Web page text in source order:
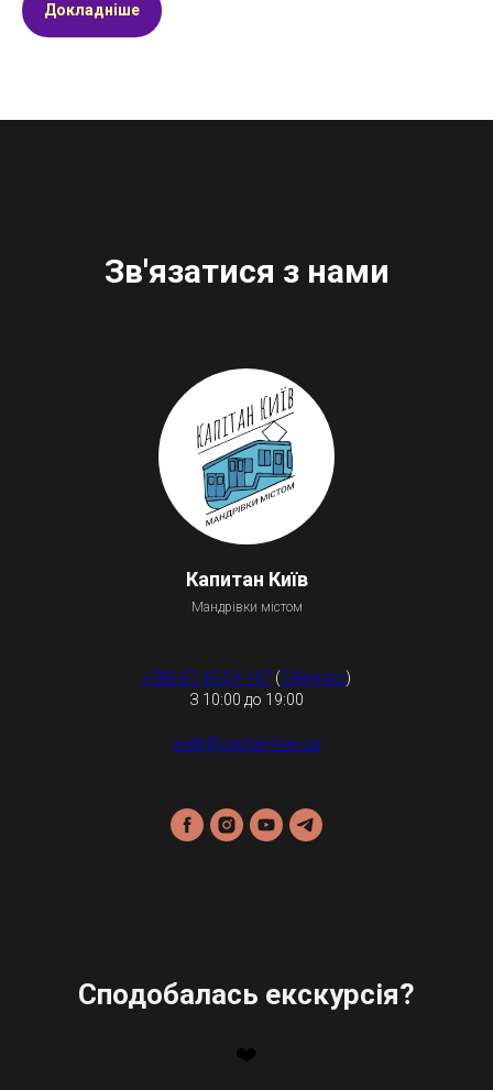
Докладніше
Зв'язатися з нами
Капитан Київ
Мандрівки містом
+380 67 45-54-147 (Telegram)
З 10:00 до 19:00
walk@captain.kiev.ua
Сподобалась екскурсія?
❤️